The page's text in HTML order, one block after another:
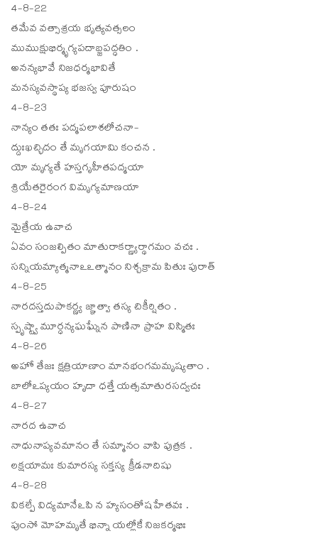
4-8-22
తమేవ వత్సాశ్రయ భృత్యవత్సలం
ముముక్షుభిర్మృగ్యపదాబ్జపద్ధతిం .
అనన్యభావే నిజధర్మభావితే
మనస్యవస్థాప్య భజస్వ పూరుషం
4-8-23
నాన్యం తతః పద్మపలాశలోచనా-
ద్దుఃఖచ్ఛిదం తే మృగయామి కంచన .
యో మృగ్యతే హస్తగృహీతపద్మయా
శ్రియేతరైరంగ విమృగ్యమాణయా
4-8-24
మైత్రేయ ఉవాచ
ఏవం సంజల్పితం మాతురాకర్ణ్యార్థాగమం వచః .
సన్నియమ్యాత్మనాఽఽత్మానం నిశ్చక్రామ పితుః పురాత్
4-8-25
నారదస్తదుపాకర్ణ్య జ్ఞాత్వా తస్య చికీర్షితం .
స్పృష్ట్వా మూర్ధన్యఘఘ్నేన పాణినా ప్రాహ విస్మితః
4-8-26
అహో తేజః క్షత్రియాణాం మానభంగమమృష్యతాం .
బాలోఽప్యయం హృదా ధత్తే యత్సమాతురసద్వచః
4-8-27
నారద ఉవాచ
నాధునాప్యవమానం తే సమ్మానం వాపి పుత్రక .
లక్షయామః కుమారస్య సక్తస్య క్రీడనాదిషు
4-8-28
వికల్పే విద్యమానేఽపి న హ్యసంతోషహేతవః .
పుంసో మోహమృతే భిన్నా యల్లోకే నిజకర్మభిః